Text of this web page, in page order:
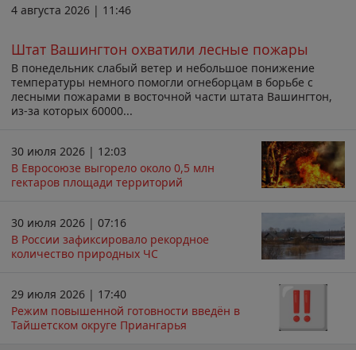
4 августа 2026 | 11:46
Штат Вашингтон охватили лесные пожары
В понедельник слабый ветер и небольшое понижение
температуры немного помогли огнеборцам в борьбе с
лесными пожарами в восточной части штата Вашингтон,
из-за которых 60000...
30 июля 2026 | 12:03
В Евросоюзе выгорело около 0,5 млн
гектаров площади территорий
30 июля 2026 | 07:16
В России зафиксировало рекордное
количество природных ЧС
29 июля 2026 | 17:40
Режим повышенной готовности введён в
Тайшетском округе Приангарья